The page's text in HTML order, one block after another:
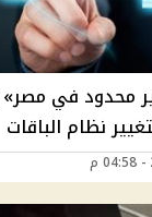
محدود في مصر»
نظام الباقات